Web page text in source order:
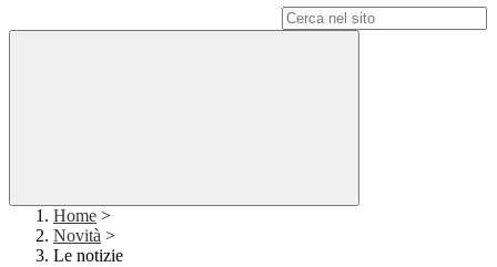
Home >
Novità >
Le notizie